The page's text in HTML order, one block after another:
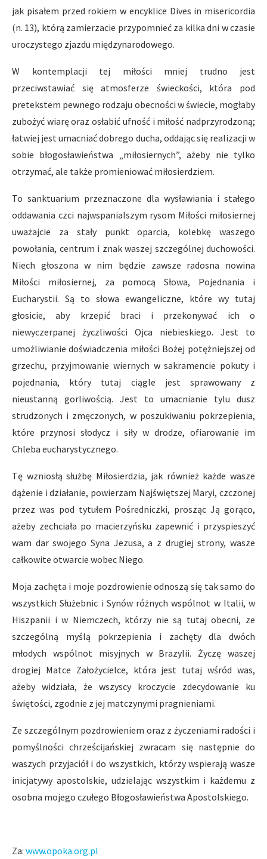
jak pisałem przed rokiem w encyklice Dives in misericordia
(n. 13), którą zamierzacie przypomnieć za kilka dni w czasie
uroczystego zjazdu międzynarodowego.
W kontemplacji tej miłości mniej trudno jest
przeciwstawiać się atmosferze świeckości, która pod
pretekstem pewnego rodzaju obecności w świecie, mogłaby
zubożyć wiarę oraz osłabić ufność i miłość nadprzyrodzoną;
łatwiej jest umacniać dobrego ducha, oddając się realizacji w
sobie błogosławieństwa „miłosiernych”, ażeby nie tylko
otrzymać, ale także promieniować miłosierdziem.
To sanktuarium przeznaczone dla wysławiania i stałego
oddawania czci najwspanialszym rysom Miłości miłosiernej
uważajcie za stały punkt oparcia, kolebkę waszego
powołania, centrum i znak waszej szczególnej duchowości.
Niech głoszona w nim będzie zawsze radosna nowina
Miłości miłosiernej, za pomocą Słowa, Pojednania i
Eucharystii. Są to słowa ewangeliczne, które wy tutaj
głosicie, aby krzepić braci i przekonywać ich o
niewyczerpanej życzliwości Ojca niebieskiego. Jest to
umożliwianie doświadczenia miłości Bożej potężniejszej od
grzechu, przyjmowanie wiernych w sakramencie pokuty i
pojednania, który tutaj ciągle jest sprawowany z
nieustanną gorliwością. Jest to umacnianie tylu dusz
strudzonych i zmęczonych, w poszukiwaniu pokrzepienia,
które przynosi słodycz i siły w drodze, ofiarowanie im
Chleba eucharystycznego.
Tę wzniosłą służbę Miłosierdzia, jak również każde wasze
dążenie i działanie, powierzam Najświętszej Maryi, czczonej
przez was pod tytułem Pośredniczki, prosząc Ją gorąco,
ażeby zechciała po macierzyńsku zapewnić i przyspieszyć
wam dar swojego Syna Jezusa, a z drugiej strony, wasze
całkowite otwarcie wobec Niego.
Moja zachęta i moje pozdrowienie odnoszą się tak samo do
wszystkich Służebnic i Synów różnych wspólnot w Italii, w
Hiszpanii i w Niemczech, którzy nie są tutaj obecni, ze
szczególną myślą pokrzepienia i zachęty dla dwóch
młodych wspólnot misyjnych w Brazylii. Życzę waszej
drogiej Matce Założycielce, która jest tutaj wśród was,
ażeby widziała, że wszyscy kroczycie zdecydowanie ku
świętości, zgodnie z jej matczynymi pragnieniami.
Ze szczególnym pozdrowieniem oraz z życzeniami radości i
pomyślności chrześcijańskiej zwracam się następnie do
waszych przyjaciół i do wszystkich, którzy wspierają wasze
inicjatywy apostolskie, udzielając wszystkim i każdemu z
osobna mojego czułego Błogosławieństwa Apostolskiego.
Za: www.opoka.org.pl